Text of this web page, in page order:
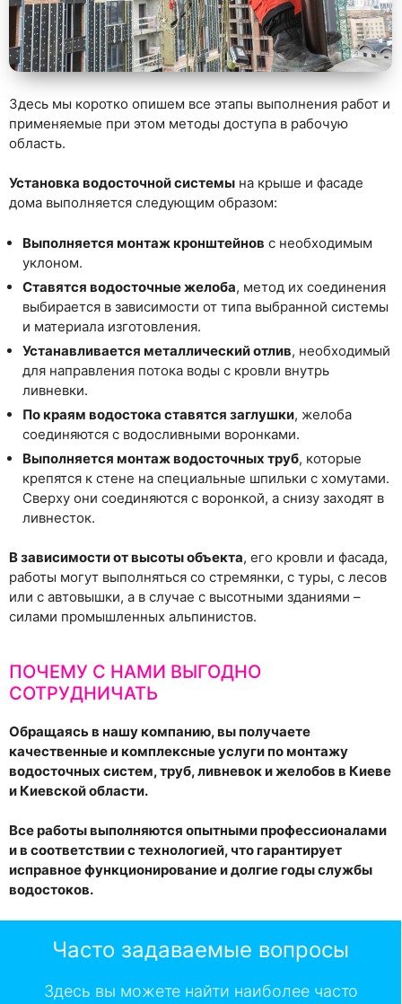
Здесь мы коротко опишем все этапы выполнения работ и
применяемые при этом методы доступа в рабочую
область.
Установка водосточной системы на крыше и фасаде
дома выполняется следующим образом:
Выполняется монтаж кронштейнов с необходимым
уклоном.
Ставятся водосточные желоба, метод их соединения
выбирается в зависимости от типа выбранной системы
и материала изготовления.
Устанавливается металлический отлив, необходимый
для направления потока воды с кровли внутрь
ливневки.
По краям водостока ставятся заглушки, желоба
соединяются с водосливными воронками.
Выполняется монтаж водосточных труб, которые
крепятся к стене на специальные шпильки с хомутами.
Сверху они соединяются с воронкой, а снизу заходят в
ливнесток.
В зависимости от высоты объекта, его кровли и фасада,
работы могут выполняться со стремянки, с туры, с лесов
или с автовышки, а в случае с высотными зданиями –
силами промышленных альпинистов.
ПОЧЕМУ С НАМИ ВЫГОДНО
СОТРУДНИЧАТЬ
Обращаясь в нашу компанию, вы получаете
качественные и комплексные услуги по монтажу
водосточных систем, труб, ливневок и желобов в Киеве
и Киевской области.
Все работы выполняются опытными профессионалами
и в соответствии с технологией, что гарантирует
исправное функционирование и долгие годы службы
водостоков.
Часто задаваемые вопросы
Здесь вы можете найти наиболее часто